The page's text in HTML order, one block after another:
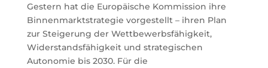
Gestern hat die Europäische Kommission ihre
Binnenmarktstrategie vorgestellt – ihren Plan
zur Steigerung der Wettbewerbsfähigkeit,
Widerstandsfähigkeit und strategischen
Autonomie bis 2030. Für die